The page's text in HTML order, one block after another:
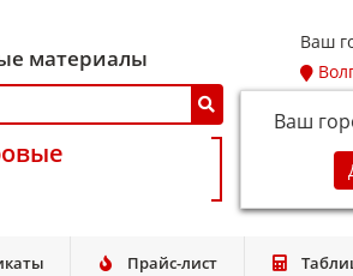
материалы
Ваш
Ваш
Прайс-лист